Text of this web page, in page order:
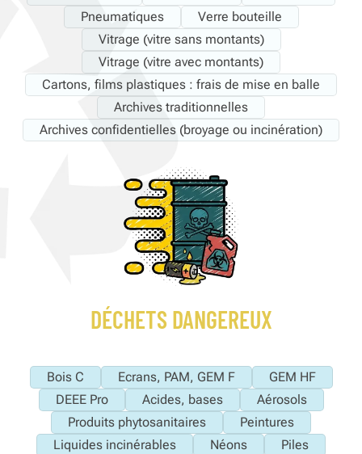
Pneumatiques
Verre bouteille
Vitrage (vitre sans montants)
Vitrage (vitre avec montants)
Cartons, films plastiques : frais de mise en balle
Archives traditionnelles
Archives confidentielles (broyage ou incinération)
DÉCHETS DANGEREUX
Bois C Ecrans, PAM, GEM F
GEM HF
DEEE Pro
Acides, bases
Aérosols
Produits phytosanitaires
Peintures
Liquides incinérables
Néons
Piles